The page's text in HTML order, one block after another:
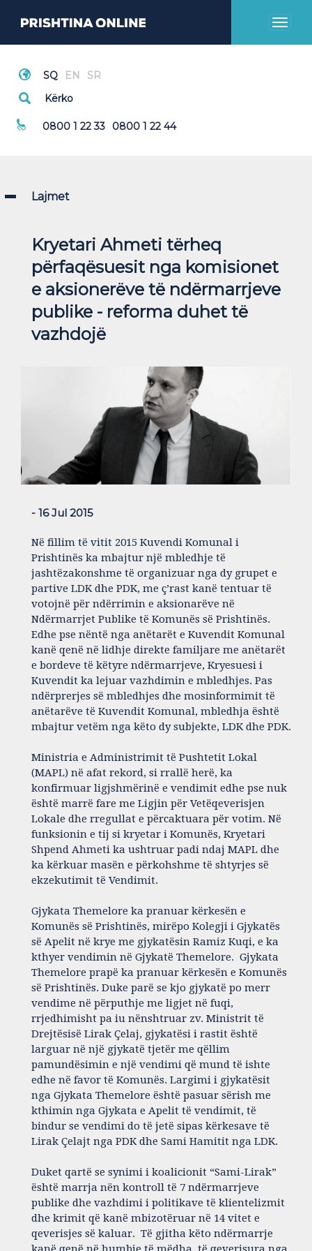
Toggle
Thirrje Emergjente
0800 1 22 33 0800 1 22 44
Lajmet
Kryetari Ahmeti tërheq
përfaqësuesit nga komisionet
e aksionerëve të ndërmarrjeve
publike - reforma duhet të
vazhdojë
- 16 Jul 2015
Në fillim të vitit 2015 Kuvendi Komunal i
Prishtinës ka mbajtur një mbledhje të
jashtëzakonshme të organizuar nga dy grupet e
partive LDK dhe PDK, me ç’rast kanë tentuar të
votojnë për ndërrimin e aksionarëve në
Ndërmarrjet Publike të Komunës së Prishtinës.
Edhe pse nëntë nga anëtarët e Kuvendit Komunal
kanë qenë në lidhje direkte familjare me anëtarët
e bordeve të këtyre ndërmarrjeve, Kryesuesi i
Kuvendit ka lejuar vazhdimin e mbledhjes. Pas
ndërprerjes së mbledhjes dhe mosinformimit të
anëtarëve të Kuvendit Komunal, mbledhja është
mbajtur vetëm nga këto dy subjekte, LDK dhe PDK.
Ministria e Administrimit të Pushtetit Lokal
(MAPL) në afat rekord, si rrallë herë, ka
konfirmuar ligjshmërinë e vendimit edhe pse nuk
është marrë fare me Ligjin për Vetëqeverisjen
Lokale dhe rregullat e përcaktuara për votim. Në
funksionin e tij si kryetar i Komunës, Kryetari
Shpend Ahmeti ka ushtruar padi ndaj MAPL dhe
ka kërkuar masën e përkohshme të shtyrjes së
ekzekutimit të Vendimit.
Gjykata Themelore ka pranuar kërkesën e
Komunës së Prishtinës, mirëpo Kolegji i Gjykatës
së Apelit në krye me gjykatësin Ramiz Kuqi, e ka
kthyer vendimin në Gjykatë Themelore. Gjykata
Themelore prapë ka pranuar kërkesën e Komunës
së Prishtinës. Duke parë se kjo gjykatë po merr
vendime në përputhje me ligjet në fuqi,
rrjedhimisht pa iu nënshtruar zv. Ministrit të
Drejtësisë Lirak Çelaj, gjykatësi i rastit është
larguar në një gjykatë tjetër me qëllim
pamundësimin e një vendimi që mund të ishte
edhe në favor të Komunës. Largimi i gjykatësit
nga Gjykata Themelore është pasuar sërish me
kthimin nga Gjykata e Apelit të vendimit, të
bindur se vendimi do të jetë sipas kërkesave të
Lirak Çelajt nga PDK dhe Sami Hamitit nga LDK.
Duket qartë se synimi i koalicionit “Sami-Lirak”
është marrja nën kontroll të 7 ndërmarrjeve
publike dhe vazhdimi i politikave të klientelizmit
dhe krimit që kanë mbizotëruar në 14 vitet e
qeverisjes së kaluar. Të gjitha këto ndërmarrje